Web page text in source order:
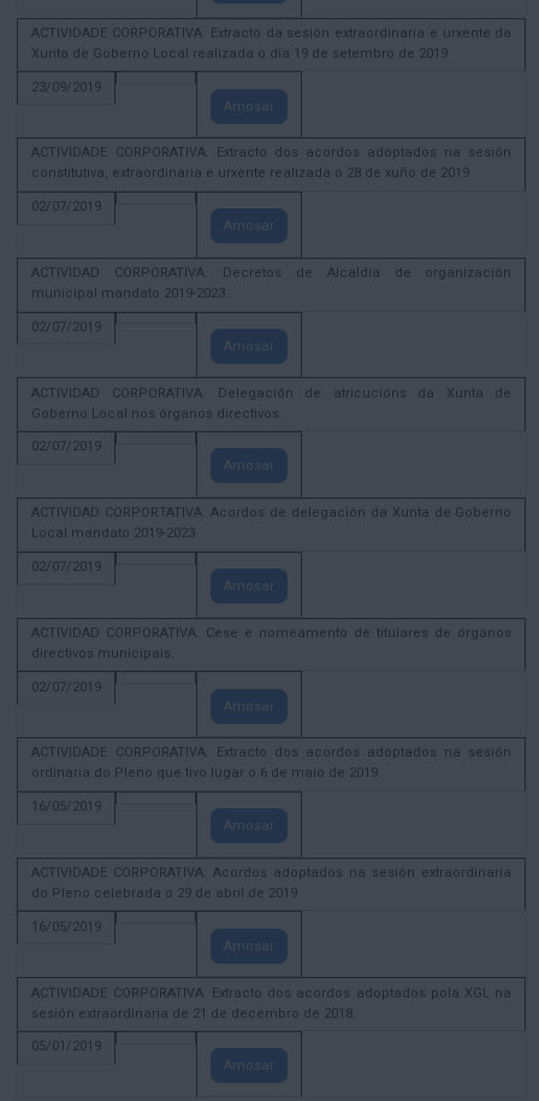
ACTIVIDADE CORPORATIVA. Extracto da sesión extraordinaria e urxente da
Xunta de Goberno Local realizada o día 19 de setembro de 2019
23/09/2019
Amosar
ACTIVIDADE CORPORATIVA. Extracto dos acordos adoptados na sesión
constitutiva, extraordinaria e urxente realizada o 28 de xuño de 2019
02/07/2019
Amosar
ACTIVIDAD CORPORATIVA. Decretos de Alcaldía de organización
municipal mandato 2019-2023.
02/07/2019
Amosar
ACTIVIDAD CORPORATIVA. Delegación de atricucións da Xunta de
Goberno Local nos órganos directivos.
02/07/2019
Amosar
ACTIVIDAD CORPORTATIVA. Acordos de delegación da Xunta de Goberno
Local mandato 2019-2023
02/07/2019
Amosar
ACTIVIDAD CORPORATIVA. Cese e nomeamento de titulares de órganos
directivos municipais.
02/07/2019
Amosar
ACTIVIDADE CORPORATIVA. Extracto dos acordos adoptados na sesión
ordinaria do Pleno que tivo lugar o 6 de maio de 2019.
16/05/2019
Amosar
ACTIVIDADE CORPORATIVA. Acordos adoptados na sesión extraordinaria
do Pleno celebrada o 29 de abril de 2019
16/05/2019
Amosar
ACTIVIDADE CORPORATIVA. Extracto dos acordos adoptados pola XGL na
sesión extraordinaria de 21 de decembro de 2018.
05/01/2019
Amosar